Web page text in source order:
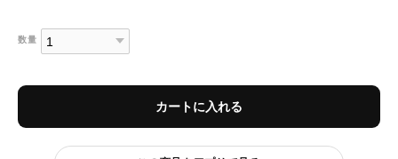
数量
カートに入れる